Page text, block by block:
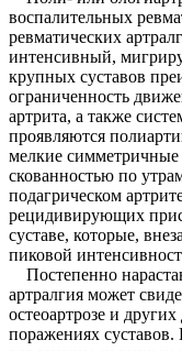
воспалительных
ревматических
интенсивный,
крупных суставов
ограниченность
артрита, а также
проявляются
мелкие симметричные
скованностью по
подагрическом
рецидивирующих
суставе, которые,
пиковой
Постепенно
артралгия может
остеоартрозе и
поражениях